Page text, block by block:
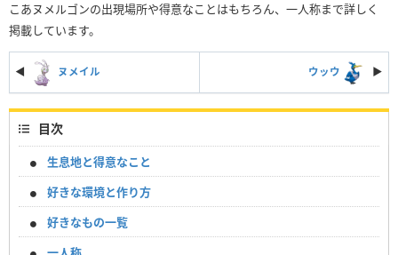
こあヌメルゴンの出現場所や得意なことはもちろん、一人称まで詳しく
掲載しています。
◀ ヌメイル ウッウ ▶︎
目次
生息地と得意なこと
好きな環境と作り方
好きなもの一覧